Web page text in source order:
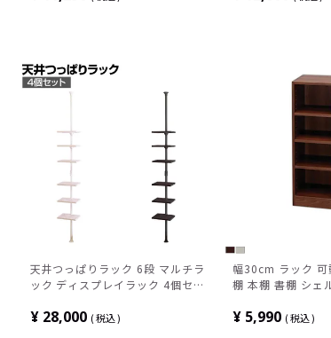
天井つっぱりラック 6段 マルチラ
ック ディスプレイラック 4個セッ
¥ 28,000 税込
幅30cm ラック 可
棚 本棚 書棚 シェ
¥ 5,990 税込